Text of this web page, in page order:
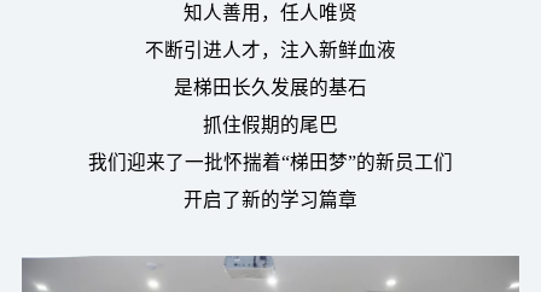
知人善用，任人唯贤
不断引进人才，注入新鲜血液
是梯田长久发展的基石
抓住假期的尾巴
我们迎来了一批怀揣着“梯田梦”的新员工们
开启了新的学习篇章